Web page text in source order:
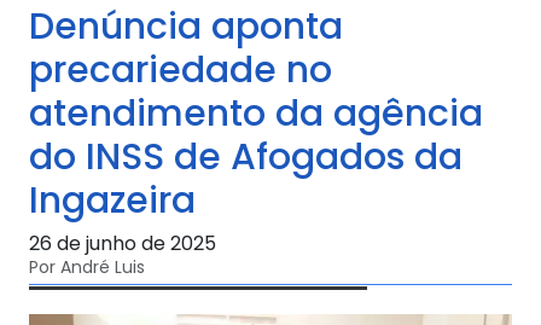
Denúncia aponta
precariedade no
atendimento da agência
do INSS de Afogados da
Ingazeira
26 de junho de 2025
Por André Luis